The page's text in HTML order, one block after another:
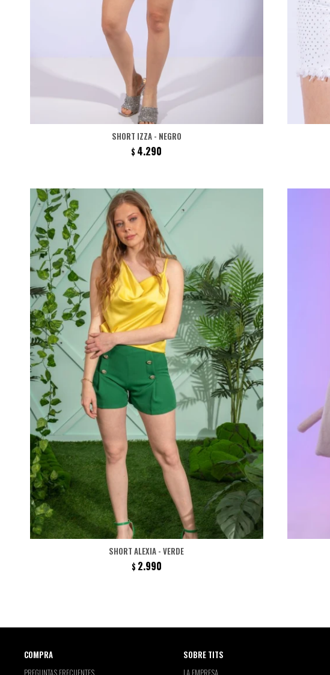
SHORT IZZA - NEGRO
$ 4.290
SHORT ALEXIA - VERDE
$ 2.990
SOBRE TITS
LA EMPRESA
COMPRA
PREGUNTAS FRECUENTES